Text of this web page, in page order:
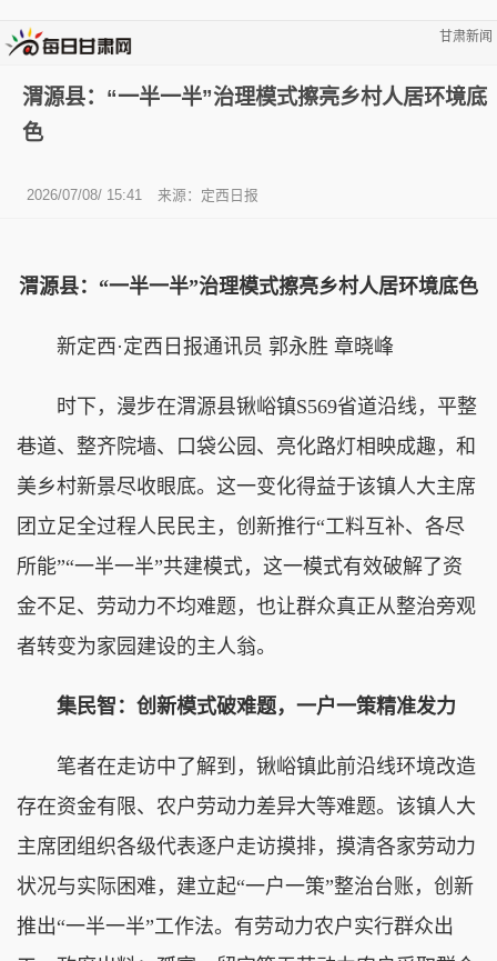
甘肃新闻
渭源县：“一半一半”治理模式擦亮乡村人居环境底
色
2026/07/08/ 15:41 来源：定西日报
渭源县：“一半一半”治理模式擦亮乡村人居环境底色
新定西·定西日报通讯员 郭永胜 章晓峰
时下，漫步在渭源县锹峪镇S569省道沿线，平整
巷道、整齐院墙、口袋公园、亮化路灯相映成趣，和
美乡村新景尽收眼底。这一变化得益于该镇人大主席
团立足全过程人民民主，创新推行“工料互补、各尽
所能”“一半一半”共建模式，这一模式有效破解了资
金不足、劳动力不均难题，也让群众真正从整治旁观
者转变为家园建设的主人翁。
集民智：创新模式破难题，一户一策精准发力
笔者在走访中了解到，锹峪镇此前沿线环境改造
存在资金有限、农户劳动力差异大等难题。该镇人大
主席团组织各级代表逐户走访摸排，摸清各家劳动力
状况与实际困难，建立起“一户一策”整治台账，创新
推出“一半一半”工作法。有劳动力农户实行群众出